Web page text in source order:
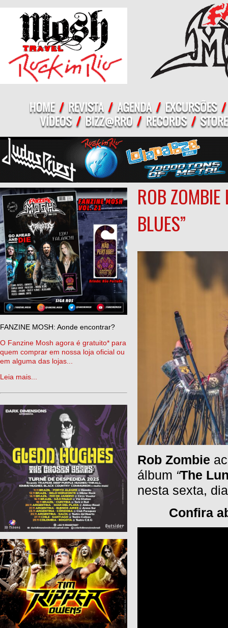
FANZINE MOSH: Aonde encontrar?
O Fanzine Mosh agora é gratuito* para
quem comprar em nossa loja oficial ou
em alguma das lojas...
Leia mais...
ROB
BLUES”
Rob Zombie
álbum “The
nesta sexta,
Confira